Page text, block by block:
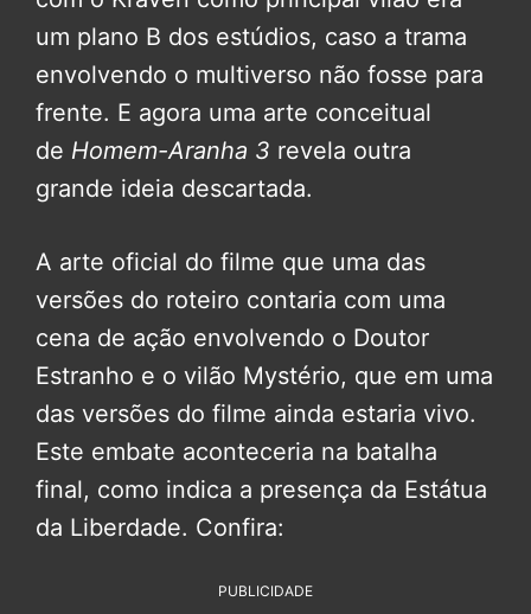
um plano B dos estúdios, caso a trama
envolvendo o multiverso não fosse para
frente. E agora uma arte conceitual
de Homem-Aranha 3 revela outra
grande ideia descartada.
A arte oficial do filme que uma das
versões do roteiro contaria com uma
cena de ação envolvendo o Doutor
Estranho e o vilão Mystério, que em uma
das versões do filme ainda estaria vivo.
Este embate aconteceria na batalha
final, como indica a presença da Estátua
da Liberdade. Confira:
PUBLICIDADE